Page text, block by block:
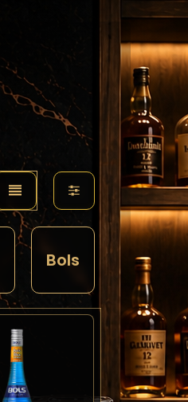
Horecaplatform
Bols